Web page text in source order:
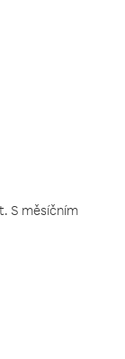
S měsíčním